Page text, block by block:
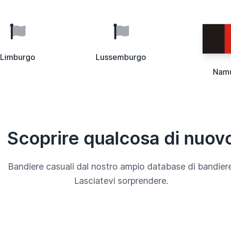
Limburgo
Lussemburgo
Scoprire qualcosa di
Bandiere casuali dal nostro ampio database di
Lasciatevi sorprendere.